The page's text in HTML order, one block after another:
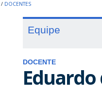
/ DOCENTES
Equipe
DOCENTE
Eduardo